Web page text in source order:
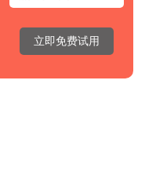
立即免费试用